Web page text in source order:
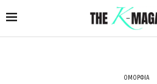
ΟΜΟΡΦΙΑ